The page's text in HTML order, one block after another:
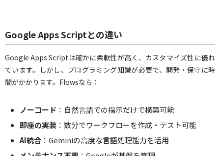
Google Apps Scriptとの違い
Google Apps Scriptは確かに柔軟性が高く、カスタマイズ性に優れ
ています。しかし、プログラミング知識が必要で、開発・保守に時
間がかかります。Flowsなら：
ノーコード ：自然言語での指示だけで構築可能
即座の実装 ：数分でワークフローを作成・テスト可能
AI統合 ：Geminiの高度な言語処理能力を活用